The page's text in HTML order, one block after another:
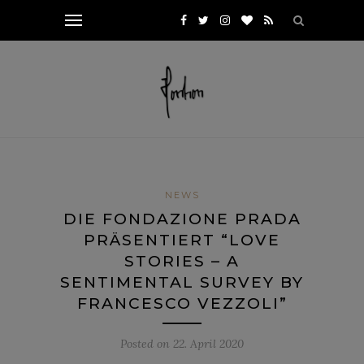
NEWS
DIE FONDAZIONE PRADA
PRÄSENTIERT “LOVE
STORIES – A
SENTIMENTAL SURVEY BY
FRANCESCO VEZZOLI”
Posted on 22. April 2020